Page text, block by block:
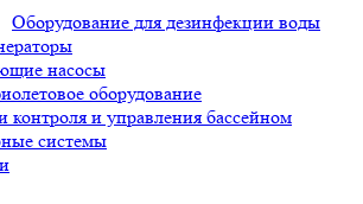
Оборудование для дезинфекции воды
насосы
оборудование
контроля и управления бассейном
системы